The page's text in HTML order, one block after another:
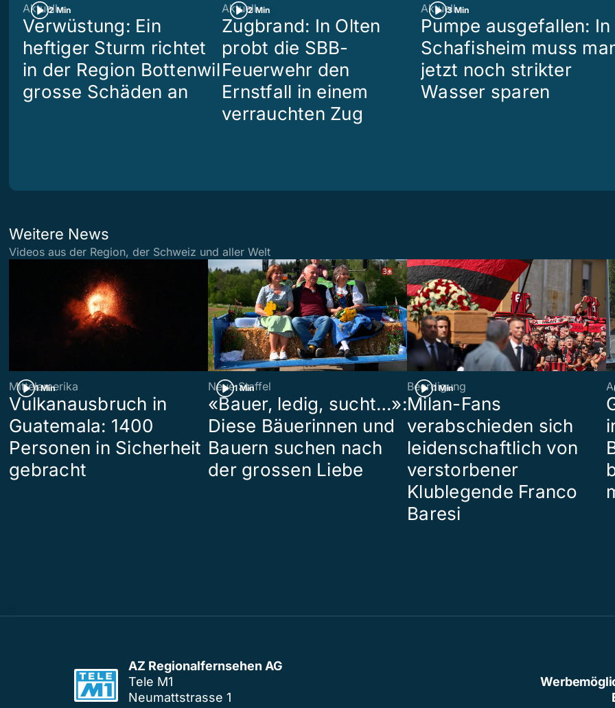
2 Min
Aktuell
Verwüstung: Ein
heftiger Sturm richtet
in der Region Bottenwil
grosse Schäden an
2 Min
Aktuell
Zugbrand: In Olten
probt die SBB-
Feuerwehr den
Ernstfall in einem
verrauchten Zug
3 Min
Aktuell
Pumpe ausgefallen: In
Schafisheim muss
jetzt noch strikter
Wasser sparen
Weitere News
Videos aus der Region, der Schweiz und aller Welt
1 Min
Mittelamerika
Vulkanausbruch in
Guatemala: 1400
Personen in Sicherheit
gebracht
1 Min
Neue Staffel
«Bauer, ledig, sucht…»:
Diese Bäuerinnen und
Bauern suchen nach
der grossen Liebe
1 Min
Beerdigung
Milan-Fans
verabschieden sich
leidenschaftlich von
verstorbener
Klublegende Franco
Baresi
AZ Regionalfernsehen AG
Tele M1
Neumattstrasse 1